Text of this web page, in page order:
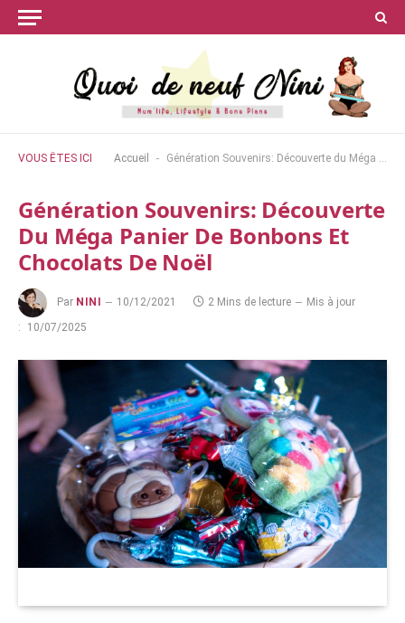
VOUS ÊTES ICI Accueil - Génération Souvenirs: Découverte du Méga panier de bonbons et chocolats de Noël
Génération Souvenirs: Découverte
Du Méga Panier De Bonbons Et
Chocolats De Noël
Par NINI 10/12/2021 2 Mins de lecture
Mis à jour
:
10/07/2025